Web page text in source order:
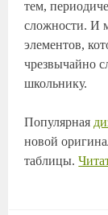
тем,
сложности. И
элементов,
чрезвычайно
школьнику.
Популярная
новой
таблицы.